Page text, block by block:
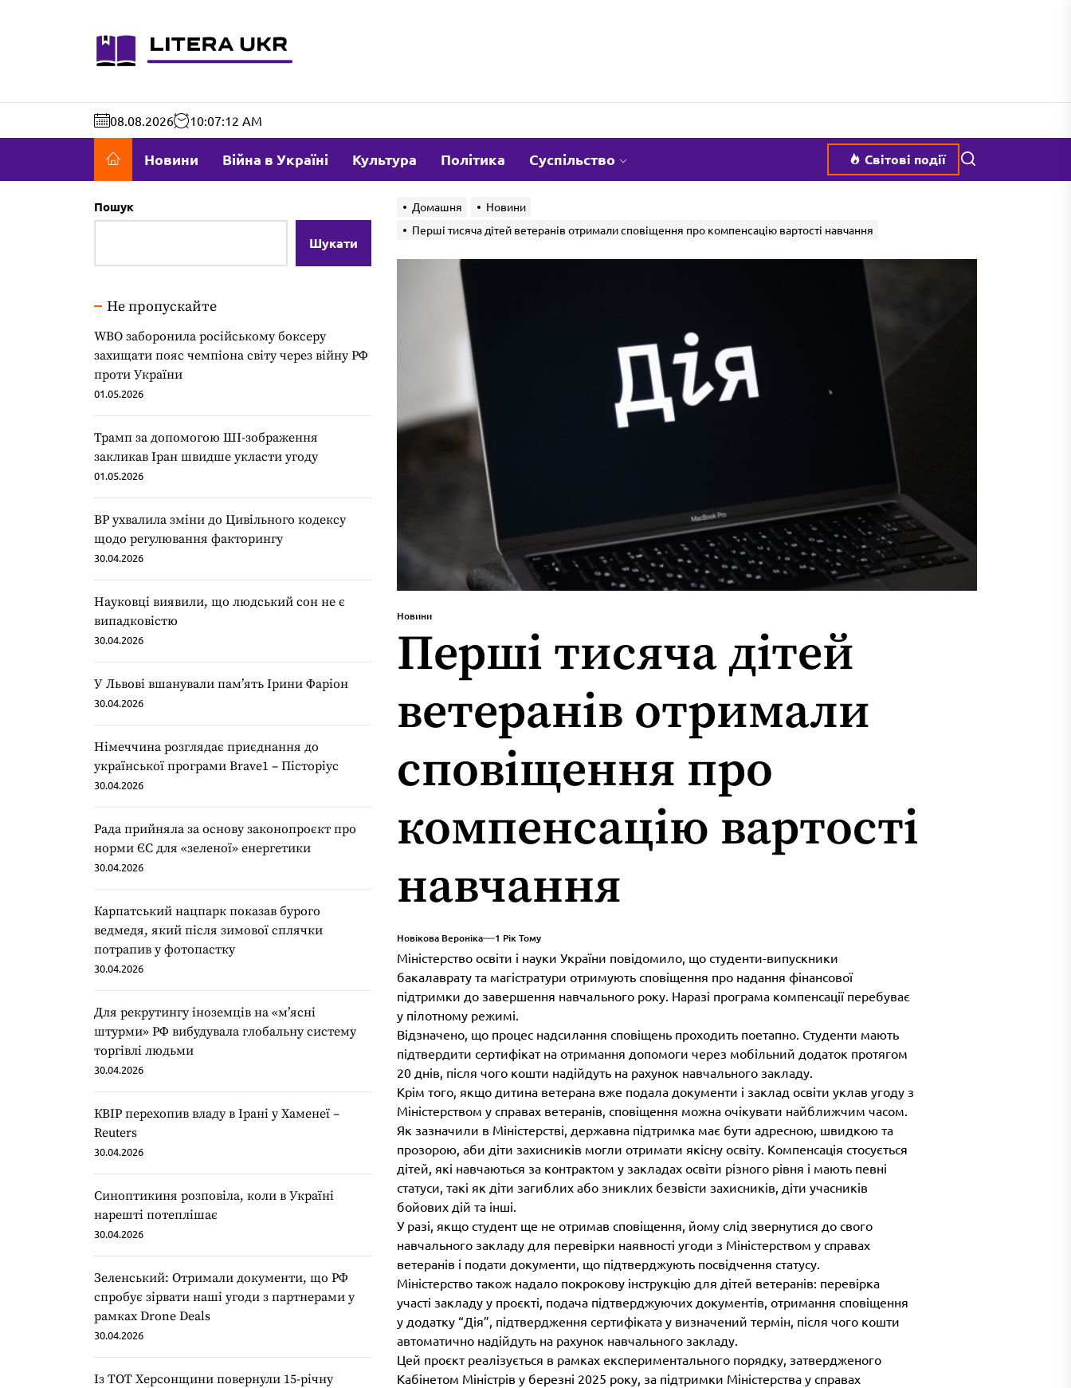
08.08.2026 10:07:13 AM
Новини Війна в Україні Культура Політика Суспільство Світові події Пошук
Домашня
Новини
Перші тисяча дітей ветеранів отримали сповіщення про компенсацію вартості навчання
Новини
Перші тисяча дітей
ветеранів отримали
сповіщення про
компенсацію вартості
навчання
Новікова Вероніка 1 Рік Тому
Міністерство освіти і науки України повідомило, що студенти-випускники
бакалаврату та магістратури отримують сповіщення про надання фінансової
підтримки до завершення навчального року. Наразі програма компенсації перебуває
у пілотному режимі.
Відзначено, що процес надсилання сповіщень проходить поетапно. Студенти мають
підтвердити сертифікат на отримання допомоги через мобільний додаток протягом
20 днів, після чого кошти надійдуть на рахунок навчального закладу.
Крім того, якщо дитина ветерана вже подала документи і заклад освіти уклав угоду з
Міністерством у справах ветеранів, сповіщення можна очікувати найближчим часом.
Як зазначили в Міністерстві, державна підтримка має бути адресною, швидкою та
прозорою, аби діти захисників могли отримати якісну освіту. Компенсація стосується
дітей, які навчаються за контрактом у закладах освіти різного рівня і мають певні
статуси, такі як діти загиблих або зниклих безвісти захисників, діти учасників
бойових дій та інші.
У разі, якщо студент ще не отримав сповіщення, йому слід звернутися до свого
навчального закладу для перевірки наявності угоди з Міністерством у справах
ветеранів і подати документи, що підтверджують посвідчення статусу.
Міністерство також надало покрокову інструкцію для дітей ветеранів: перевірка
участі закладу у проєкті, подача підтверджуючих документів, отримання сповіщення
у додатку “Дія”, підтвердження сертифіката у визначений термін, після чого кошти
автоматично надійдуть на рахунок навчального закладу.
Цей проєкт реалізується в рамках експериментального порядку, затвердженого
Кабінетом Міністрів у березні 2025 року, за підтримки Міністерства у справах
Пошук
Шукати
Не пропускайте
WBO заборонила російському боксеру
захищати пояс чемпіона світу через війну РФ
проти України
01.05.2026
Трамп за допомогою ШІ-зображення
закликав Іран швидше укласти угоду
01.05.2026
ВР ухвалила зміни до Цивільного кодексу
щодо регулювання факторингу
30.04.2026
Науковці виявили, що людський сон не є
випадковістю
30.04.2026
У Львові вшанували пам’ять Ірини Фаріон
30.04.2026
Німеччина розглядає приєднання до
української програми Brave1 – Пісторіус
30.04.2026
Рада прийняла за основу законопроєкт про
норми ЄС для «зеленої» енергетики
30.04.2026
Карпатський нацпарк показав бурого
ведмедя, який після зимової сплячки
потрапив у фотопастку
30.04.2026
Для рекрутингу іноземців на «мʼясні
штурми» РФ вибудувала глобальну систему
торгівлі людьми
30.04.2026
КВІР перехопив владу в Ірані у Хаменеї –
Reuters
30.04.2026
Синоптикиня розповіла, коли в Україні
нарешті потеплішає
30.04.2026
Зеленський: Отримали документи, що РФ
спробує зірвати наші угоди з партнерами у
рамках Drone Deals
30.04.2026
Із ТОТ Херсонщини повернули 15-річну